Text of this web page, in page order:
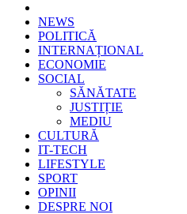
Epoca
Cele mai noi știri online din România
NEWS
POLITICĂ
INTERNAȚIONAL
ECONOMIE
SOCIAL
SĂNĂTATE
JUSTIȚIE
MEDIU
CULTURĂ
IT-TECH
LIFESTYLE
SPORT
OPINII
DESPRE NOI